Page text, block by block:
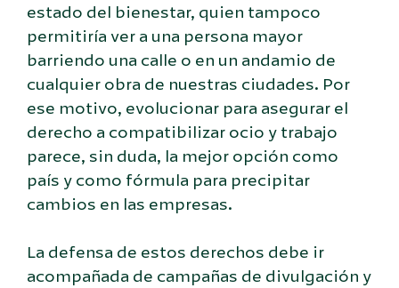
estado del bienestar, quien tampoco
permitiría ver a una persona mayor
barriendo una calle o en un andamio de
cualquier obra de nuestras ciudades. Por
ese motivo, evolucionar para asegurar el
derecho a compatibilizar ocio y trabajo
parece, sin duda, la mejor opción como
país y como fórmula para precipitar
cambios en las empresas.
La defensa de estos derechos debe ir
acompañada de campañas de divulgación y